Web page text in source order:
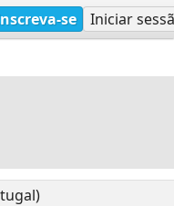
se Iniciar